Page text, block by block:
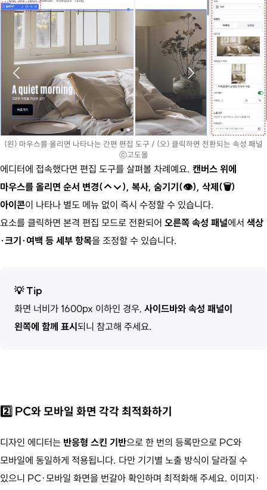
(왼) 마우스를 올리면 나타나는 간편 편집 도구 / (오) 클릭하면 전환되는 속성 패널
ⓒ고도몰
에디터에 접속했다면 편집 도구를 살펴볼 차례예요. 캔버스 위에
마우스를 올리면 순서 변경(↑↓), 복사, 숨기기(👁), 삭제(🗑)
아이콘이 나타나 별도 메뉴 없이 즉시 수정할 수 있습니다.
요소를 클릭하면 본격 편집 모드로 전환되어 오른쪽 속성 패널에서 색상
·크기·여백 등 세부 항목을 조정할 수 있습니다.
💡Tip
화면 너비가 1600px 이하인 경우, 사이드바와 속성 패널이
왼쪽에 함께 표시되니 참고해 주세요.
2️⃣ PC와 모바일 화면 각각 최적화하기
디자인 에디터는 반응형 스킨 기반으로 한 번의 등록만으로 PC와
모바일에 동일하게 적용됩니다. 다만 기기별 노출 방식이 달라질 수
있으니 PC·모바일 화면을 번갈아 확인하며 최적화해 주세요. 이미지·